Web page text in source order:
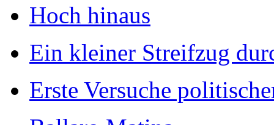
Hoch hinaus
Ein kleiner Streifzug
Erste Versuche